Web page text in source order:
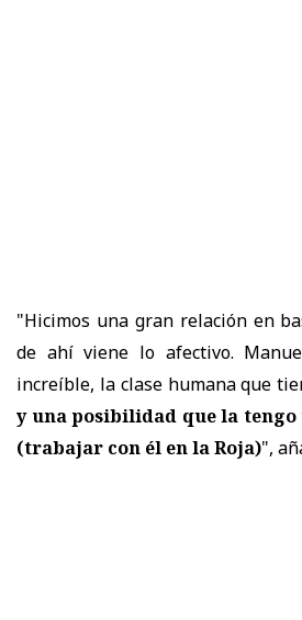
"Hicimos una gran relación en
de ahí viene lo afectivo.
increíble, la clase humana que
y una posibilidad que la
(trabajar con él en la Roja)",